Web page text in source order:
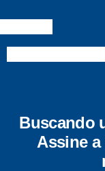
Buscando
Assine a